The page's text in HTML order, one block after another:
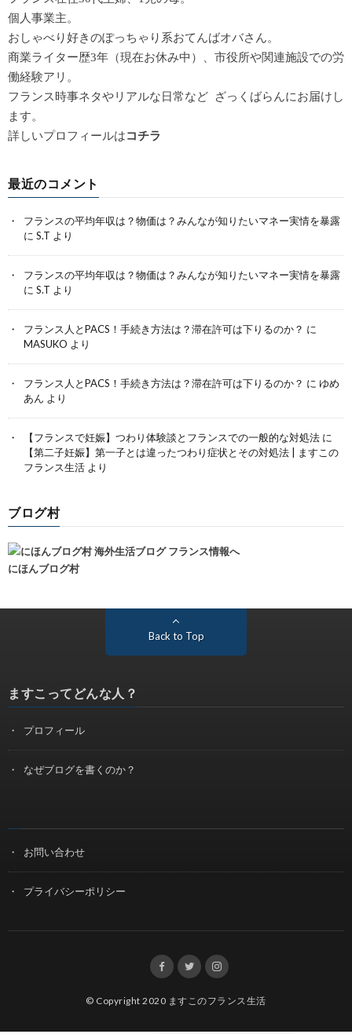
個人事業主。
おしゃべり好きのぽっちゃり系おてんばオバさん。
商業ライター歴3年（現在お休み中）、市役所や関連施設での労
働経験アリ。
フランス時事ネタやリアルな日常など ざっくばらんにお届けし
ます。
詳しいプロフィールはコチラ
最近のコメント
フランスの平均年収は？物価は？みんなが知りたいマネー実情を暴露
に S.T より
フランスの平均年収は？物価は？みんなが知りたいマネー実情を暴露
に S.T より
フランス人とPACS！手続き方法は？滞在許可は下りるのか？ に
MASUKO より
フランス人とPACS！手続き方法は？滞在許可は下りるのか？ に ゆめ
あん より
【フランスで妊娠】つわり体験談とフランスでの一般的な対処法 に
【第二子妊娠】第一子とは違ったつわり症状とその対処法 | ますこの
フランス生活 より
ブログ村
にほんブログ村
Back to Top
ますこってどんな人？
プロフィール
なぜブログを書くのか？
お問い合わせ
プライバシーポリシー
© Copyright 2020 ますこのフランス生活